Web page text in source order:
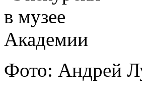
Фото: Андрей